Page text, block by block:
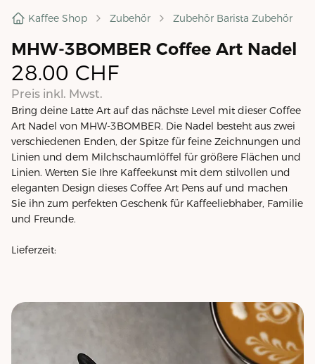
Kaffee Shop Zubehör Zubehör Barista Zubehör
MHW-3BOMBER Coffee Art Nadel
28.00 CHF
Preis inkl. Mwst.
Bring deine Latte Art auf das nächste Level mit dieser Coffee
Art Nadel von MHW-3BOMBER. Die Nadel besteht aus zwei
verschiedenen Enden, der Spitze für feine Zeichnungen und
Linien und dem Milchschaumlöffel für größere Flächen und
Linien. Werten Sie Ihre Kaffeekunst mit dem stilvollen und
eleganten Design dieses Coffee Art Pens auf und machen
Sie ihn zum perfekten Geschenk für Kaffeeliebhaber, Familie
und Freunde.
Lieferzeit: